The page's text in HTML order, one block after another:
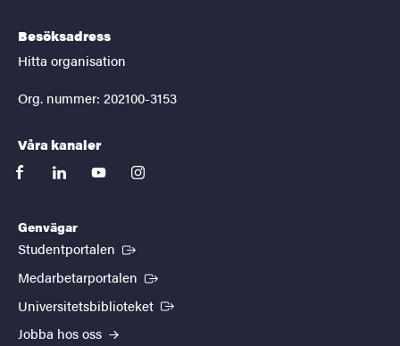
Besöksadress
Hitta organisation
Org. nummer: 202100-3153
Våra kanaler
facebooklinkedinyoutubeinstagram
Genvägar
Studentportalen (Extern länk)
Medarbetarportalen (Extern länk)
Universitetsbiblioteket (Extern länk)
Jobba hos oss